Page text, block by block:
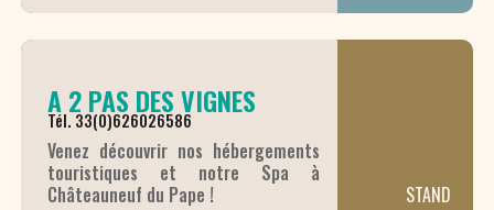
A 2 PAS DES VIGNES
Tél. 33(0)626026586
Venez découvrir nos hébergements
touristiques et notre Spa à
Châteauneuf du Pape !
STAND